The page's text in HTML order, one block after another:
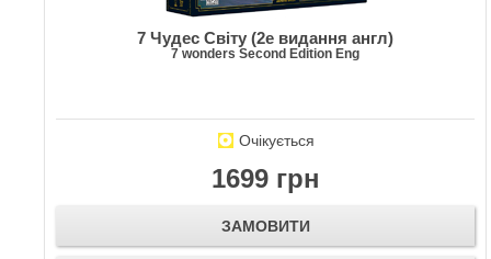
7 Чудес Світу (2е видання англ)
7 wonders Second Edition Eng
Очікується
1699 грн
ЗАМОВИТИ